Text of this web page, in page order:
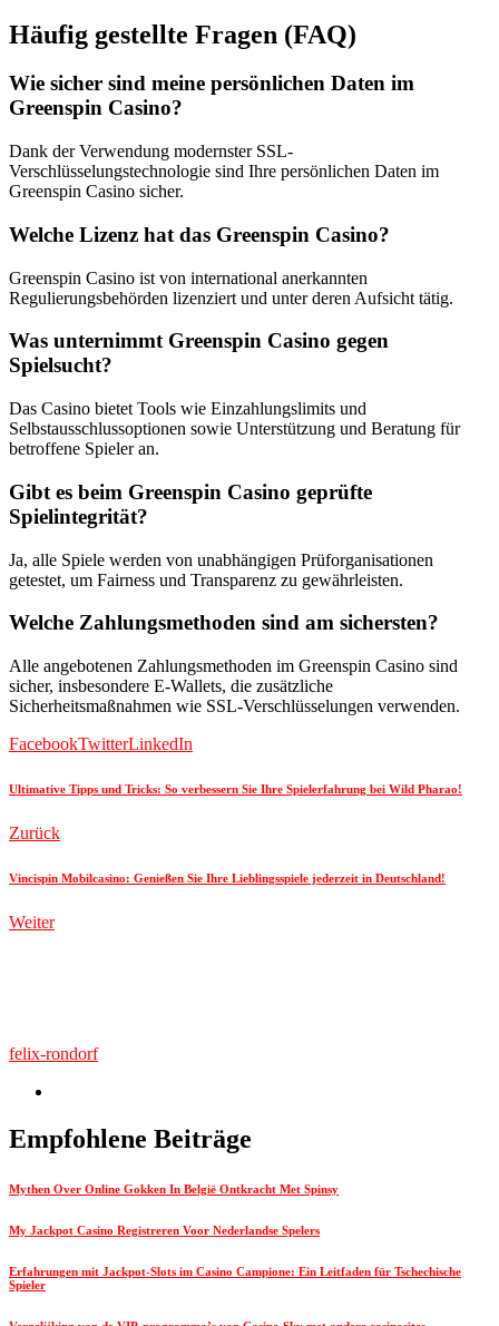
Häufig gestellte Fragen (FAQ)
Wie sicher sind meine persönlichen Daten im
Greenspin Casino?
Dank der Verwendung modernster SSL-
Verschlüsselungstechnologie sind Ihre persönlichen Daten im
Greenspin Casino sicher.
Welche Lizenz hat das Greenspin Casino?
Greenspin Casino ist von international anerkannten
Regulierungsbehörden lizenziert und unter deren Aufsicht tätig.
Was unternimmt Greenspin Casino gegen
Spielsucht?
Das Casino bietet Tools wie Einzahlungslimits und
Selbstausschlussoptionen sowie Unterstützung und Beratung für
betroffene Spieler an.
Gibt es beim Greenspin Casino geprüfte
Spielintegrität?
Ja, alle Spiele werden von unabhängigen Prüforganisationen
getestet, um Fairness und Transparenz zu gewährleisten.
Welche Zahlungsmethoden sind am sichersten?
Alle angebotenen Zahlungsmethoden im Greenspin Casino sind
sicher, insbesondere E-Wallets, die zusätzliche
Sicherheitsmaßnahmen wie SSL-Verschlüsselungen verwenden.
FacebookTwitterLinkedIn
Ultimative Tipps und Tricks: So verbessern Sie Ihre Spielerfahrung bei Wild Pharao!
Zurück
Vincispin Mobilcasino: Genießen Sie Ihre Lieblingsspiele jederzeit in Deutschland!
Weiter
felix-rondorf
Empfohlene Beiträge
Mythen Over Online Gokken In België Ontkracht Met Spinsy
My Jackpot Casino Registreren Voor Nederlandse Spelers
Erfahrungen mit Jackpot-Slots im Casino Campione: Ein Leitfaden für Tschechische
Spieler